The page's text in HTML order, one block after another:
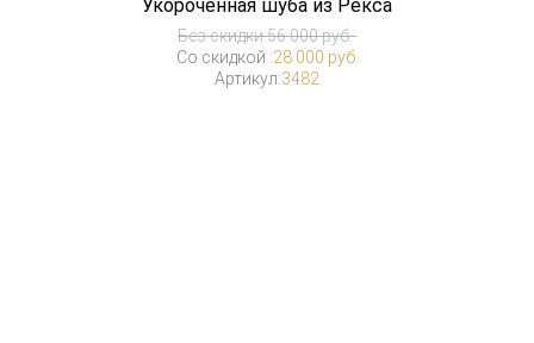
Укороченная шуба из Рекса
Без скидки:56 000 руб.
Со скидкой :28 000 руб.
Артикул:3482